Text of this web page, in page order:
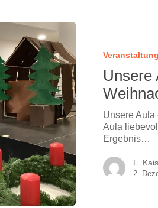
Unsere
Unsere Aula
Aula
Ergebnis…
L.
2.